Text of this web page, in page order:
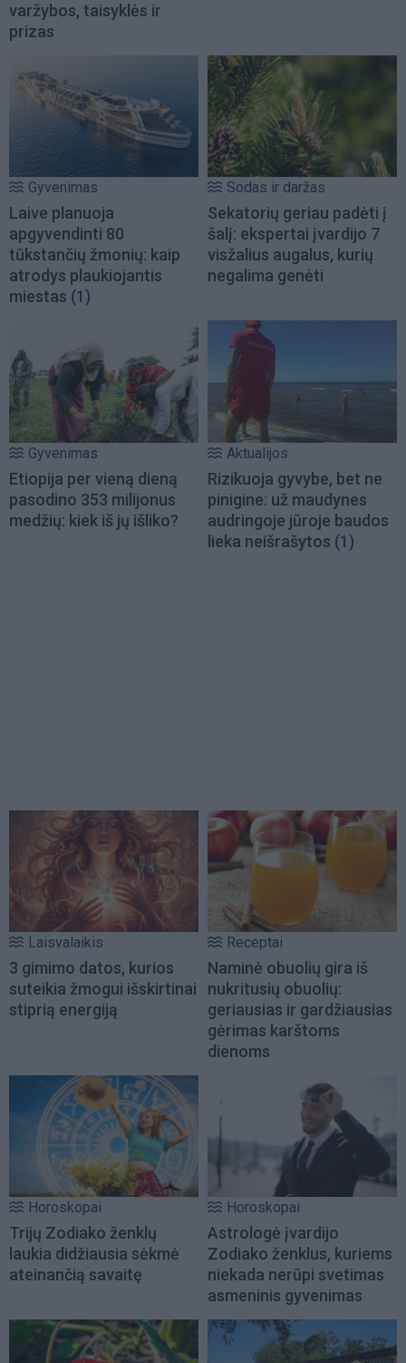
varžybos, taisyklės ir
prizas
Gyvenimas
Laive planuoja
apgyvendinti 80
tūkstančių žmonių: kaip
atrodys plaukiojantis
miestas (1)
Sodas ir daržas
Sekatorių geriau padėti į
šalį: ekspertai įvardijo 7
visžalius augalus, kurių
negalima genėti
Gyvenimas
Etiopija per vieną dieną
pasodino 353 milijonus
medžių: kiek iš jų išliko?
Aktualijos
Rizikuoja gyvybe, bet ne
pinigine: už maudynes
audringoje jūroje baudos
lieka neišrašytos (1)
Laisvalaikis
3 gimimo datos, kurios
suteikia žmogui išskirtinai
stiprią energiją
Receptai
Naminė obuolių gira iš
nukritusių obuolių:
geriausias ir gardžiausias
gėrimas karštoms
dienoms
Horoskopai
Trijų Zodiako ženklų
laukia didžiausia sėkmė
ateinančią savaitę
Horoskopai
Astrologė įvardijo
Zodiako ženklus, kuriems
niekada nerūpi svetimas
asmeninis gyvenimas